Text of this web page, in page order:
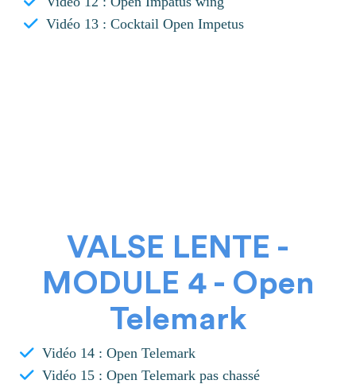
Vidéo 13 : Cocktail Open Impetus
VALSE LENTE -
MODULE 4 - Open
Telemark
Vidéo 14 : Open Telemark
Vidéo 15 : Open Telemark pas chassé